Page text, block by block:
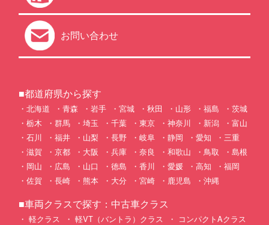
お問い合わせ
■都道府県から探す
北海道 青森 岩手 宮城 秋田 山形 福島
茨城
栃木
群馬 埼玉 千葉 東京 神奈川 新潟
富山
石川
福井 山梨 長野 岐阜 静岡 愛知
三重
滋賀
京都 大阪 兵庫 奈良 和歌山 鳥取
島根
岡山
広島 山口 徳島 香川 愛媛 高知
福岡
佐賀
長崎 熊本 大分 宮崎 鹿児島 沖縄
■車両クラスで探す：中古車クラス
軽クラス 軽VT（バントラ）クラス
コンパクトAクラス